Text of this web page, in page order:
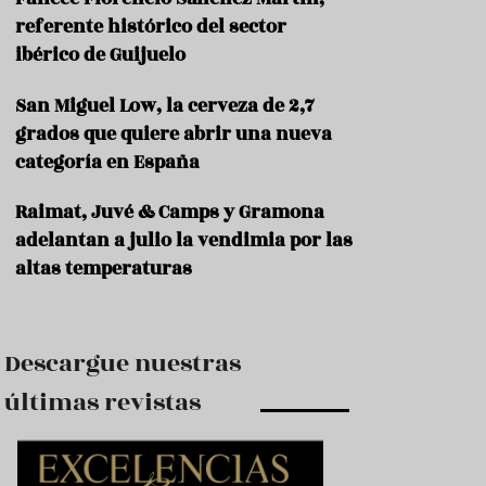
r
a
n
s
F
n
referente histórico del sector
ibérico de Guijuelo
San Miguel Low, la cerveza de 2,7
grados que quiere abrir una nueva
categoría en España
Raimat, Juvé & Camps y Gramona
adelantan a julio la vendimia por las
altas temperaturas
Descargue nuestras
últimas revistas